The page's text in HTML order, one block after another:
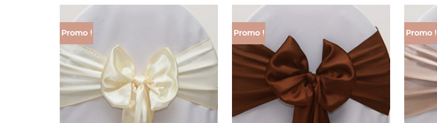
Promo ! Promo ! Promo !